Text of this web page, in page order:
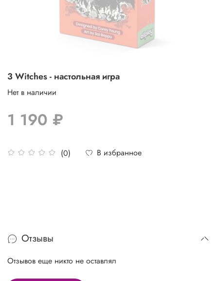
3 Witches - настольная игра
(0) В избранное
Нет в наличии
1 190 ₽
Отзывы
Отзывов еще никто не оставлял